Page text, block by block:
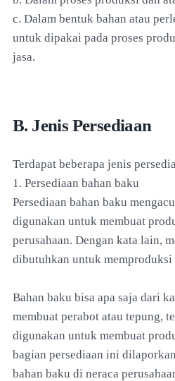
c. Dalam bentuk bahan atau
untuk dipakai pada proses
jasa.
B. Jenis Persediaan
Terdapat beberapa jenis
1. Persediaan bahan baku
Persediaan bahan baku
digunakan untuk membuat
perusahaan. Dengan kata lain,
dibutuhkan untuk memproduksi
Bahan baku bisa apa saja dari
membuat perabot atau tepung,
digunakan untuk membuat
bagian persediaan ini
bahan baku di neraca